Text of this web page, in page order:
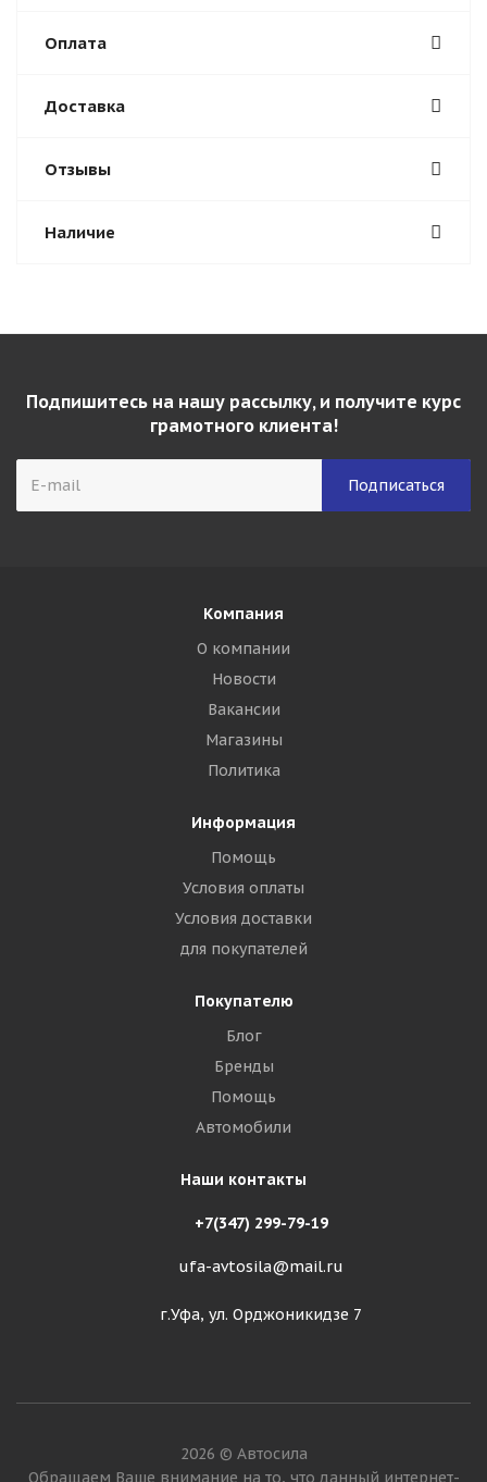
Оплата
Доставка
Отзывы
Наличие
Подпишитесь на нашу рассылку, и получите курс
грамотного клиента!
Компания
О компании
Новости
Вакансии
Магазины
Политика
Информация
Помощь
Условия оплаты
Условия доставки
для покупателей
Покупателю
Блог
Бренды
Помощь
Автомобили
Наши контакты
+7(347) 299-79-19
ufa-avtosila@mail.ru
г.Уфа, ул. Орджоникидзе 7
2026 © Автосила
Обращаем Ваше внимание на то, что данный интернет-